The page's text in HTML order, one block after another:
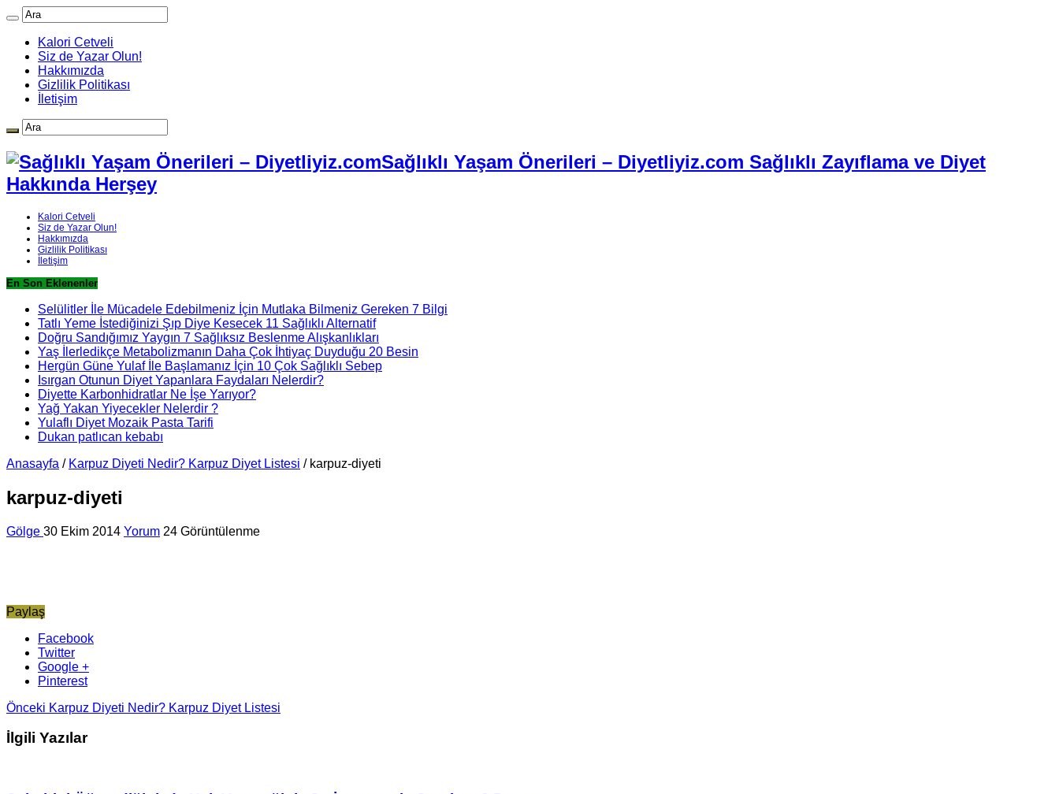
Kalori Cetveli
Siz de Yazar Olun!
Hakkımızda
Gizlilik Politikası
İletişim
Sağlıklı Yaşam Önerileri – Diyetliyiz.com Sağlıklı Zayıflama ve Diyet
Hakkında Herşey
Kalori Cetveli
Siz de Yazar Olun!
Hakkımızda
Gizlilik Politikası
İletişim
En Son Eklenenler
Selülitler İle Mücadele Edebilmeniz İçin Mutlaka Bilmeniz Gereken 7 Bilgi
Tatlı Yeme İstediğinizi Şıp Diye Kesecek 11 Sağlıklı Alternatif
Doğru Sandığımız Yaygın 7 Sağlıksız Beslenme Alışkanlıkları
Yaş İlerledikçe Metabolizmanın Daha Çok İhtiyaç Duyduğu 20 Besin
Hergün Güne Yulaf İle Başlamanız İçin 10 Çok Sağlıklı Sebep
Isırgan Otunun Diyet Yapanlara Faydaları Nelerdir?
Diyette Karbonhidratlar Ne İşe Yarıyor?
Yağ Yakan Yiyecekler Nelerdir ?
Yulaflı Diyet Mozaik Pasta Tarifi
Dukan patlıcan kebabı
Anasayfa / Karpuz Diyeti Nedir? Karpuz Diyet Listesi / karpuz-diyeti
karpuz-diyeti
Gölge 30 Ekim 2014 Yorum 24 Görüntülenme
Paylaş
Facebook
Twitter
Google +
Pinterest
Önceki Karpuz Diyeti Nedir? Karpuz Diyet Listesi
İlgili Yazılar